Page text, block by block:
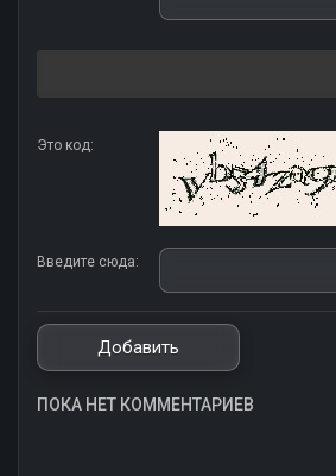
Это код:
Введите сюда:
ПОКА НЕТ КОММЕНТАРИЕВ